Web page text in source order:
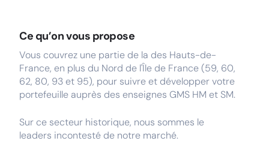
Ce qu’on vous propose
Vous couvrez une partie de la des Hauts-de-
France, en plus du Nord de l'Île de France (59, 60,
62, 80, 93 et 95), pour suivre et développer votre
portefeuille auprès des enseignes GMS HM et SM.
Sur ce secteur historique, nous sommes le
leaders incontesté de notre marché.